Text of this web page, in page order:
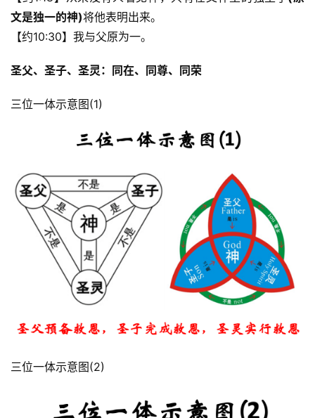
文是独一的神)将他表明出来。
【约10:30】我与父原为一。
圣父、圣子、圣灵：同在、同尊、同荣
三位一体示意图(1)
三位一体示意图(2)